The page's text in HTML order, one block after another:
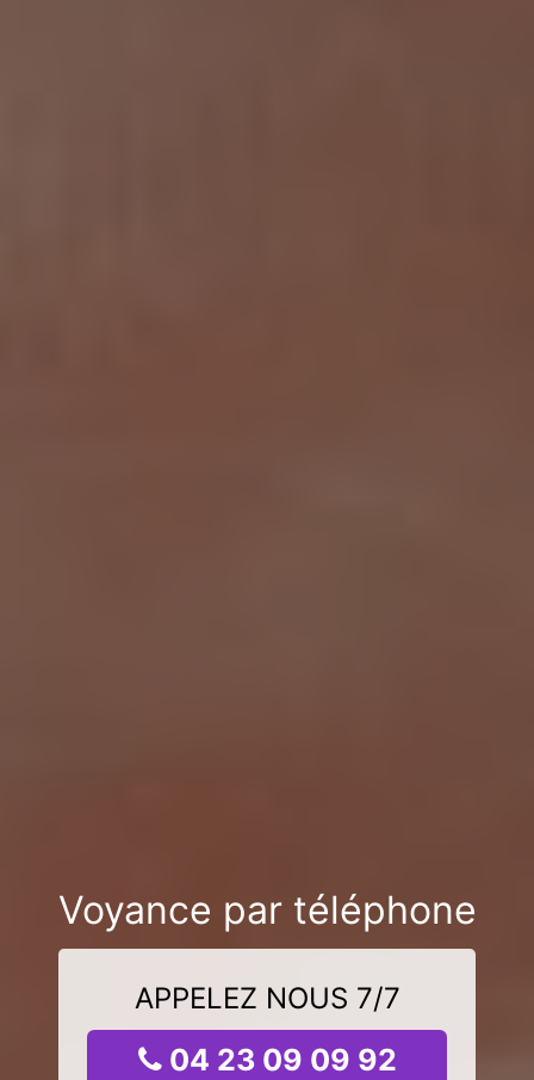
Voyance par téléphone
APPELEZ NOUS 7/7
04 23 09 09 92